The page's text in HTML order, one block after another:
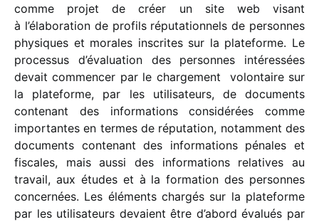
comme projet de créer un site web visant
à l’élaboration de profils répu­ta­tion­nels de personnes
physiques et morales inscrites sur la plate­forme. Le
proces­sus d’éva­lua­tion des personnes inté­res­sées
devait commen­cer par le char­ge­ment volon­taire sur
la plate­forme, par les utili­sa­teurs, de docu­ments
conte­nant des infor­ma­tions consi­dé­rées comme
impor­tantes en termes de répu­ta­tion, notam­ment des
docu­ments conte­nant des infor­ma­tions pénales et
fiscales, mais aussi des infor­ma­tions rela­tives au
travail, aux études et à la forma­tion des personnes
concer­nées. Les éléments char­gés sur la plate­forme
par les utili­sa­teurs devaient être d’abord évalués par